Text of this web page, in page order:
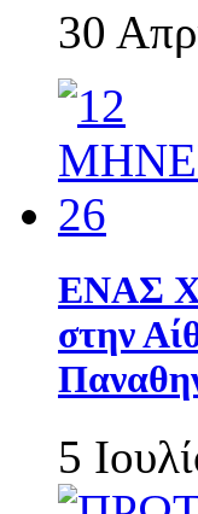
30
ΕΝΑΣ
στην
5